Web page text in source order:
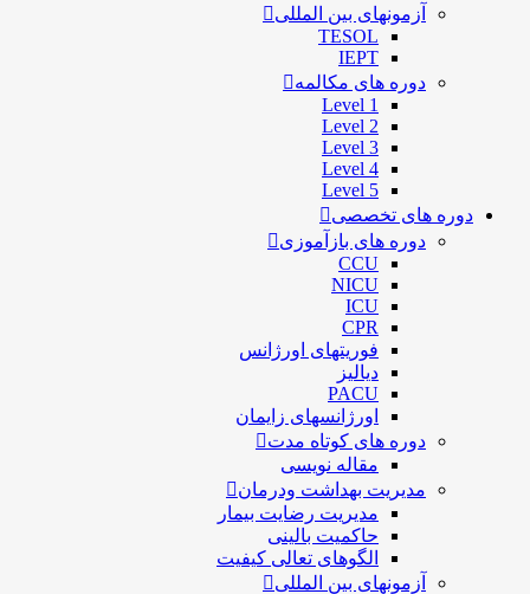
آزمونهای بین المللی
TESOL
IEPT
دوره های مکالمه
Level 1
Level 2
Level 3
Level 4
Level 5
دوره های تخصصی
دوره های بازآموزی
CCU
NICU
ICU
CPR
فوریتهای اورژانس
دیالیز
PACU
اورژانسهای زایمان
دوره های کوتاه مدت
مقاله نویسی
مدیریت بهداشت ودرمان
مديريت رضايت بيمار
حاكميت بالينی
الگوهای تعالی کيفيت
آزمونهای بین المللی